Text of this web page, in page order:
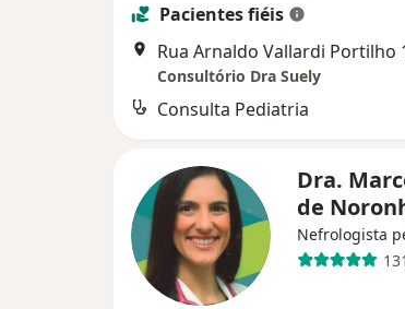
Pacientes fiéis
Consultório Dra Suely
Consulta Pediatria
Dra.
de
Nefrologista